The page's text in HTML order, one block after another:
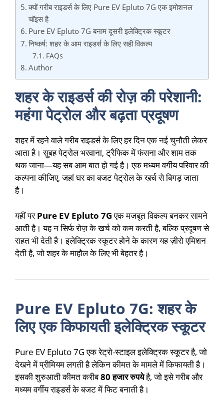
क्यों गरीब राइडर्स के लिए Pure EV Epluto 7G एक इमोशनल
चॉइस है
Pure EV Epluto 7G बनाम दूसरी इलेक्ट्रिक स्कूटर
निष्कर्ष: शहर के आम राइडर्स के लिए सही विकल्प
FAQs
Author
शहर के राइडर्स की रोज़ की परेशानी:
महंगा पेट्रोल और बढ़ता प्रदूषण
शहर में रहने वाले गरीब राइडर्स के लिए हर दिन एक नई चुनौती लेकर
आता है। सुबह पेट्रोल भरवाना, ट्रैफिक में फंसना और शाम तक
थक जाना—यह सब आम बात हो गई है। एक मध्यम वर्गीय परिवार की
कल्पना कीजिए, जहां घर का बजट पेट्रोल के खर्च से बिगड़ जाता
है।
यहीं परPure EV Epluto 7Gएक मजबूत विकल्प बनकर सामने
आती है। यह न सिर्फ रोज़ के खर्च को कम करती है, बल्कि प्रदूषण से
राहत भी देती है। इलेक्ट्रिक स्कूटर होने के कारण यह ज़ीरो एमिशन
देती है, जो शहर के माहौल के लिए भी बेहतर है।
Pure EV Epluto 7G: शहर के
लिए एक किफायती इलेक्ट्रिक स्कूटर
Pure EV Epluto 7G एक रेट्रो-स्टाइल इलेक्ट्रिक स्कूटर है, जो
देखने में प्रीमियम लगती है लेकिन कीमत के मामले में किफायती है।
इसकी शुरुआती कीमत करीब80 हजार रुपयेहै, जो इसे गरीब और
मध्यम वर्गीय राइडर्स के बजट में फिट बनाती है।